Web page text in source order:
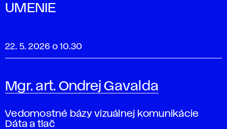
UMENIE
22. 5. 2026 o 10.30
Mgr. art. Ondrej Gavalda
Vedomostné bázy vizuálnej komunikácie
Dáta a tlač